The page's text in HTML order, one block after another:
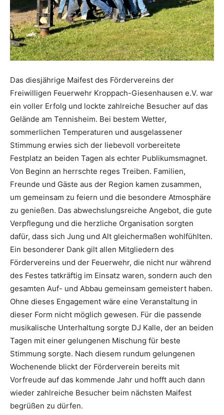
Das diesjährige Maifest des Fördervereins der
Freiwilligen Feuerwehr Kroppach-Giesenhausen e.V. war
ein voller Erfolg und lockte zahlreiche Besucher auf das
Gelände am Tennisheim. Bei bestem Wetter,
sommerlichen Temperaturen und ausgelassener
Stimmung erwies sich der liebevoll vorbereitete
Festplatz an beiden Tagen als echter Publikumsmagnet.
Von Beginn an herrschte reges Treiben. Familien,
Freunde und Gäste aus der Region kamen zusammen,
um gemeinsam zu feiern und die besondere Atmosphäre
zu genießen. Das abwechslungsreiche Angebot, die gute
Verpflegung und die herzliche Organisation sorgten
dafür, dass sich Jung und Alt gleichermaßen wohlfühlten.
Ein besonderer Dank gilt allen Mitgliedern des
Fördervereins und der Feuerwehr, die nicht nur während
des Festes tatkräftig im Einsatz waren, sondern auch den
gesamten Auf- und Abbau gemeinsam gemeistert haben.
Ohne dieses Engagement wäre eine Veranstaltung in
dieser Form nicht möglich gewesen. Für die passende
musikalische Unterhaltung sorgte DJ Kalle, der an beiden
Tagen mit einer gelungenen Mischung für beste
Stimmung sorgte. Nach diesem rundum gelungenen
Wochenende blickt der Förderverein bereits mit
Vorfreude auf das kommende Jahr und hofft auch dann
wieder zahlreiche Besucher beim nächsten Maifest
begrüßen zu dürfen.